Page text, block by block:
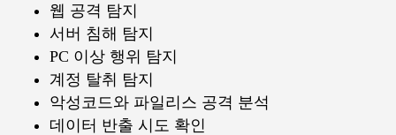
웹 공격 탐지
서버 침해 탐지
PC 이상 행위 탐지
계정 탈취 탐지
악성코드와 파일리스 공격 분석
데이터 반출 시도 확인